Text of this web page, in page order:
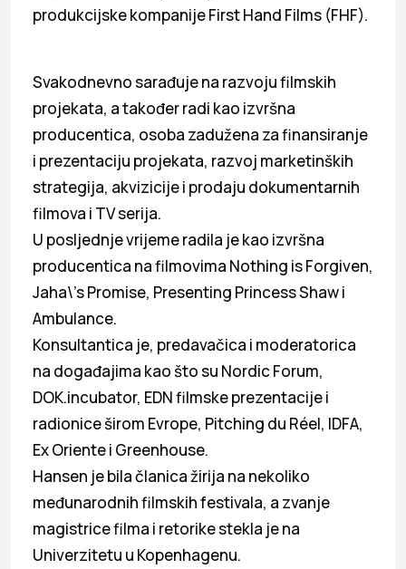
produkcijske kompanije First Hand Films (FHF).
Svakodnevno sarađuje na razvoju filmskih
projekata, a također radi kao izvršna
producentica, osoba zadužena za finansiranje
i prezentaciju projekata, razvoj marketinških
strategija, akvizicije i prodaju dokumentarnih
filmova i TV serija.
U posljednje vrijeme radila je kao izvršna
producentica na filmovima Nothing is Forgiven,
Jaha\’s Promise, Presenting Princess Shaw i
Ambulance.
Konsultantica je, predavačica i moderatorica
na događajima kao što su Nordic Forum,
DOK.incubator, EDN filmske prezentacije i
radionice širom Evrope, Pitching du Réel, IDFA,
Ex Oriente i Greenhouse.
Hansen je bila članica žirija na nekoliko
međunarodnih filmskih festivala, a zvanje
magistrice filma i retorike stekla je na
Univerzitetu u Kopenhagenu.